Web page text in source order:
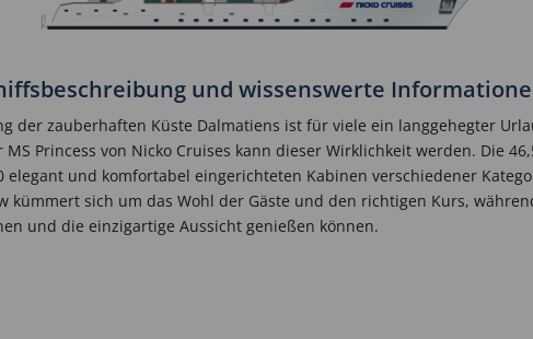
und wissenswerte
der zauberhaften Küste Dalmatiens ist für viele ein langgehegter
Princess von Nicko Cruises kann dieser Wirklichkeit werden. Die
elegant und komfortabel eingerichteten Kabinen verschiedener
kümmert sich um das Wohl der Gäste und den richtigen Kurs,
und die einzigartige Aussicht genießen können.